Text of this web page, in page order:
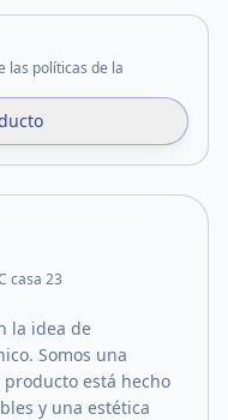
las políticas de la
casa 23
la idea de
Somos una
está hecho
y una estética